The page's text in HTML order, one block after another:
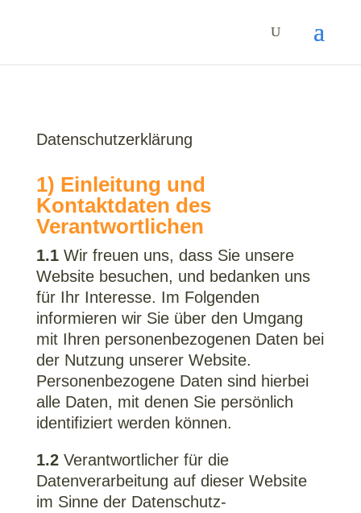
Datenschutzerklärung
1) Einleitung und
Kontaktdaten des
Verantwortlichen
1.1Wir freuen uns, dass Sie unsere
Website besuchen, und bedanken uns
für Ihr Interesse. Im Folgenden
informieren wir Sie über den Umgang
mit Ihren personenbezogenen Daten bei
der Nutzung unserer Website.
Personenbezogene Daten sind hierbei
alle Daten, mit denen Sie persönlich
identifiziert werden können.
1.2Verantwortlicher für die
Datenverarbeitung auf dieser Website
im Sinne der Datenschutz-